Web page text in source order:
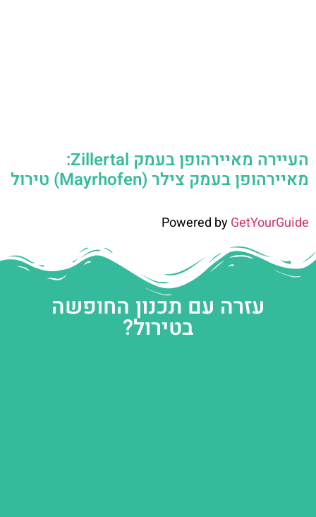
העיירה מאיירהופן בעמק Zillertal:
מאיירהופן בעמק צילר (Mayrhofen) טירול
Powered byGetYourGuide
עזרה עם תכנון החופשה
בטירול?